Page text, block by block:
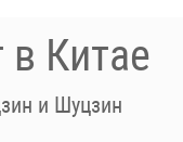
Китае
и Шуцзин